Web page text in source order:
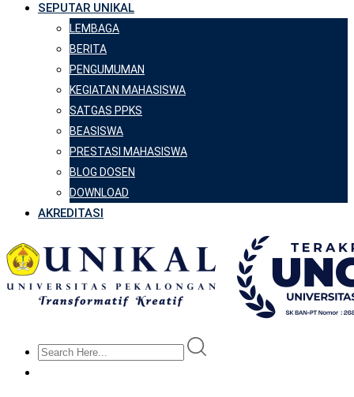
SEPUTAR UNIKAL
LEMBAGA
BERITA
PENGUMUMAN
KEGIATAN MAHASISWA
SATGAS PPKS
BEASISWA
PRESTASI MAHASISWA
BLOG DOSEN
DOWNLOAD
AKREDITASI